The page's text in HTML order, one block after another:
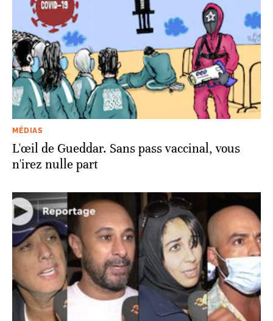
MÉDIAS
L'œil de Gueddar. Sans pass vaccinal, vous
n'irez nulle part